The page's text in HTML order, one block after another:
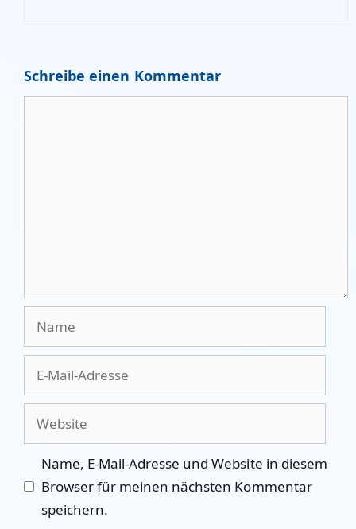
Schreibe einen Kommentar
Name, E-Mail-Adresse und Website in diesem
Browser für meinen nächsten Kommentar
speichern.